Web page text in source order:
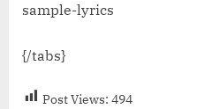
sample-lyrics
{/tabs}
Post Views: 494